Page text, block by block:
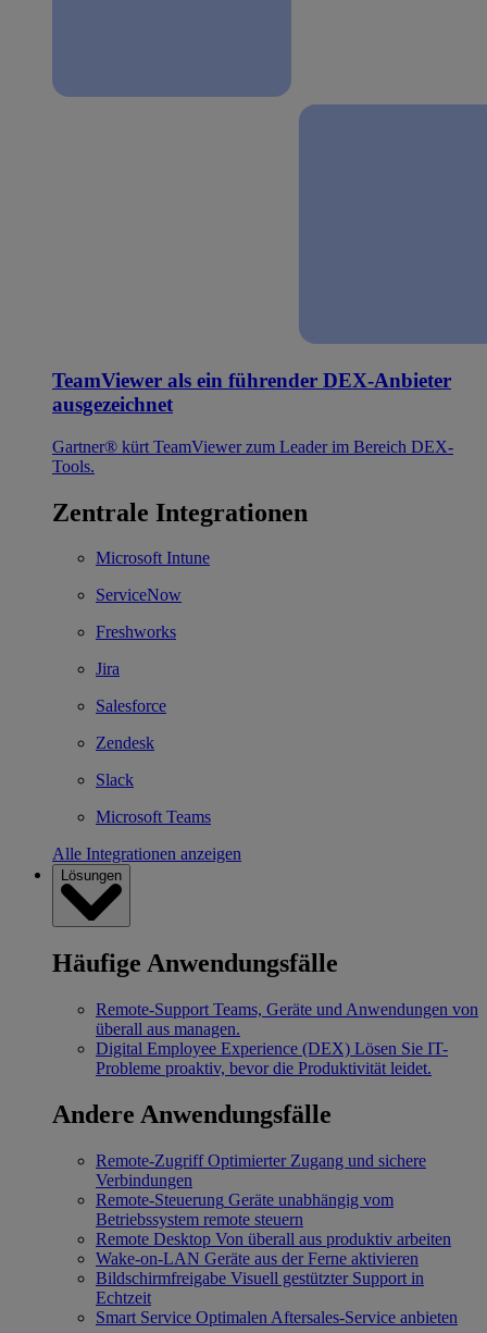
TeamViewer als ein führender DEX-Anbieter
ausgezeichnet
Gartner® kürt TeamViewer zum Leader im Bereich DEX-
Tools.
Zentrale Integrationen
Microsoft Intune
ServiceNow
Freshworks
Jira
Salesforce
Zendesk
Slack
Microsoft Teams
Alle Integrationen anzeigen
Lösungen
Häufige Anwendungsfälle
Remote-Support Teams, Geräte und Anwendungen von
überall aus managen.
Digital Employee Experience (DEX) Lösen Sie IT-
Probleme proaktiv, bevor die Produktivität leidet.
Andere Anwendungsfälle
Remote-Zugriff Optimierter Zugang und sichere
Verbindungen
Remote-Steuerung Geräte unabhängig vom
Betriebssystem remote steuern
Remote Desktop Von überall aus produktiv arbeiten
Wake-on-LAN Geräte aus der Ferne aktivieren
Bildschirmfreigabe Visuell gestützter Support in
Echtzeit
Smart Service Optimalen Aftersales-Service anbieten